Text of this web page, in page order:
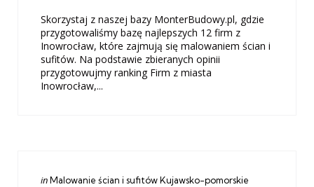
Skorzystaj z naszej bazy MonterBudowy.pl, gdzie
przygotowaliśmy bazę najlepszych 12 firm z
Inowrocław, które zajmują się malowaniem ścian i
sufitów. Na podstawie zbieranych opinii
przygotowujmy ranking Firm z miasta
Inowrocław,...
Categories
Posted
inMalowanie ścian i sufitów Kujawsko-pomorskie